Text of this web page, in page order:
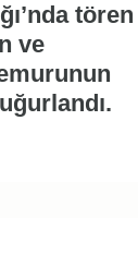
tören
ve